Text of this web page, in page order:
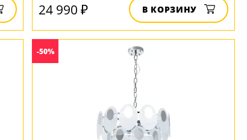
24 990 ₽ В КОРЗИНУ
-50%